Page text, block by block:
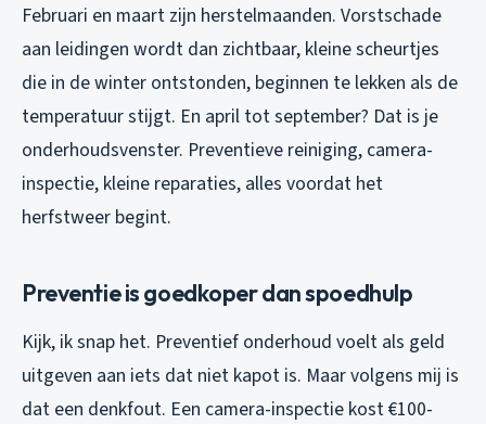
Februari en maart zijn herstelmaanden. Vorstschade
aan leidingen wordt dan zichtbaar, kleine scheurtjes
die in de winter ontstonden, beginnen te lekken als de
temperatuur stijgt. En april tot september? Dat is je
onderhoudsvenster. Preventieve reiniging, camera-
inspectie, kleine reparaties, alles voordat het
herfstweer begint.
Preventie is goedkoper dan spoedhulp
Kijk, ik snap het. Preventief onderhoud voelt als geld
uitgeven aan iets dat niet kapot is. Maar volgens mij is
dat een denkfout. Een camera-inspectie kost €100-